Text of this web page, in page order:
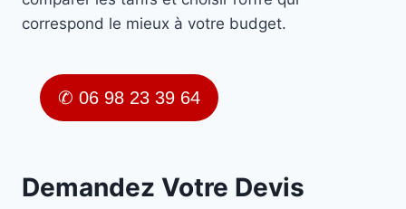
correspond le mieux à votre budget.
✆ 06 98 23 39 64
Demandez Votre Devis